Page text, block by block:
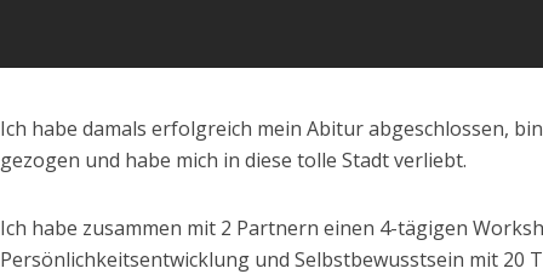
Ich habe damals erfolgreich mein Abitur abgeschlossen,
gezogen und habe mich in diese tolle Stadt verliebt.
Ich habe zusammen mit 2 Partnern einen 4-tägigen
Persönlichkeitsentwicklung und Selbstbewusstsein mit 20